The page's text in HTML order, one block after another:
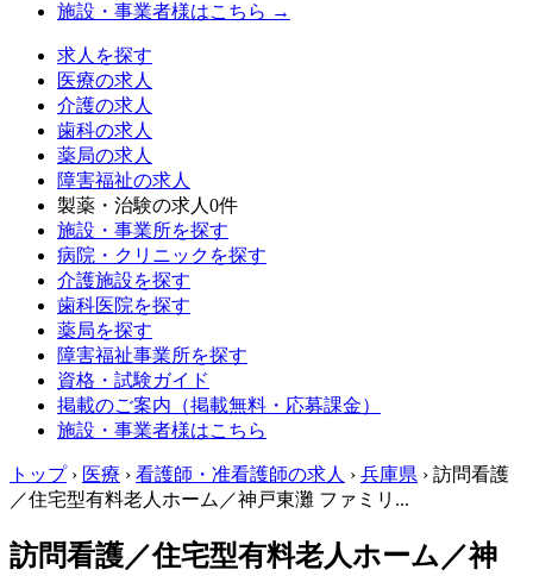
施設・事業者様はこちら →
求人を探す
医療の求人
介護の求人
歯科の求人
薬局の求人
障害福祉の求人
製薬・治験の求人 0件
施設・事業所を探す
病院・クリニックを探す
介護施設を探す
歯科医院を探す
薬局を探す
障害福祉事業所を探す
資格・試験ガイド
掲載のご案内（掲載無料・応募課金）
施設・事業者様はこちら
トップ › 医療 › 看護師・准看護師の求人 › 兵庫県 › 訪問看護
／住宅型有料老人ホーム／神戸東灘 ファミリ...
訪問看護／住宅型有料老人ホーム／神